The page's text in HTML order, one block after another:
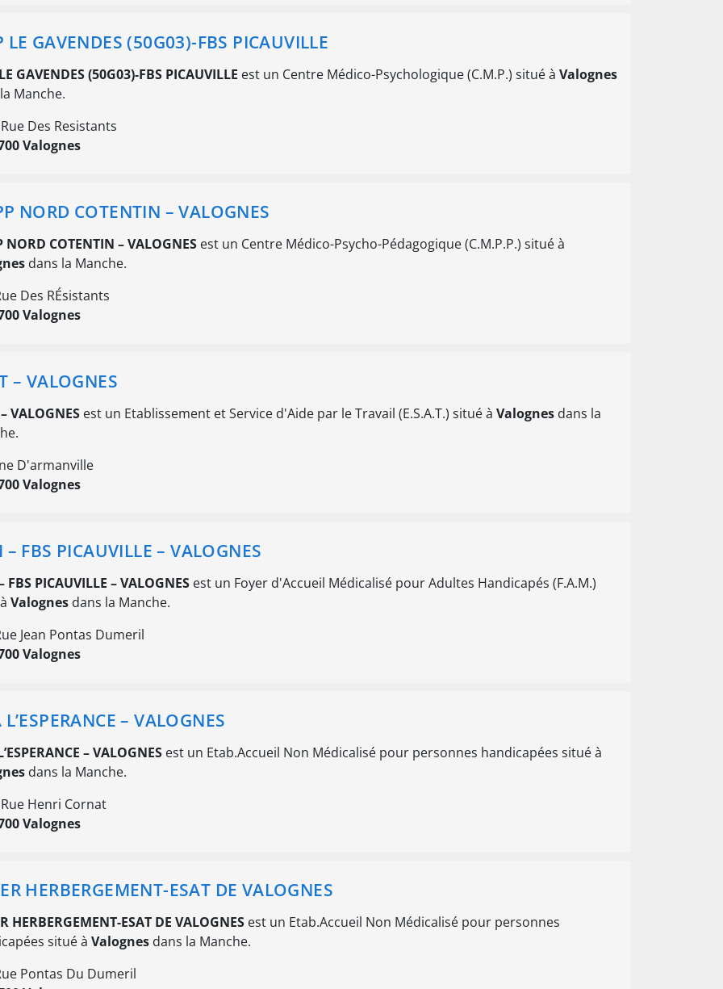
LE GAVENDES (50G03)-FBS PICAUVILLE
GAVENDES (50G03)-FBS PICAUVILLE est un Centre Médico-Psychologique (C.M.P.) situé à Valognes
Manche.
Des Resistants
Valognes
NORD COTENTIN – VALOGNES
NORD COTENTIN – VALOGNES est un Centre Médico-Psycho-Pédagogique (C.M.P.P.) situé à
dans la Manche.
Des RÉsistants
Valognes
– VALOGNES
VALOGNES est un Etablissement et Service d'Aide par le Travail (E.S.A.T.) situé à Valognes dans la
D'armanville
Valognes
– FBS PICAUVILLE – VALOGNES
FBS PICAUVILLE – VALOGNES est un Foyer d'Accueil Médicalisé pour Adultes Handicapés (F.A.M.)
Valognes dans la Manche.
Jean Pontas Dumeril
Valognes
– VALOGNES
– VALOGNES est un Etab.Accueil Non Médicalisé pour personnes handicapées situé à
dans la Manche.
Henri Cornat
Valognes
HERBERGEMENT-ESAT DE VALOGNES
HERBERGEMENT-ESAT DE VALOGNES est un Etab.Accueil Non Médicalisé pour personnes
situé à Valognes dans la Manche.
Pontas Du Dumeril